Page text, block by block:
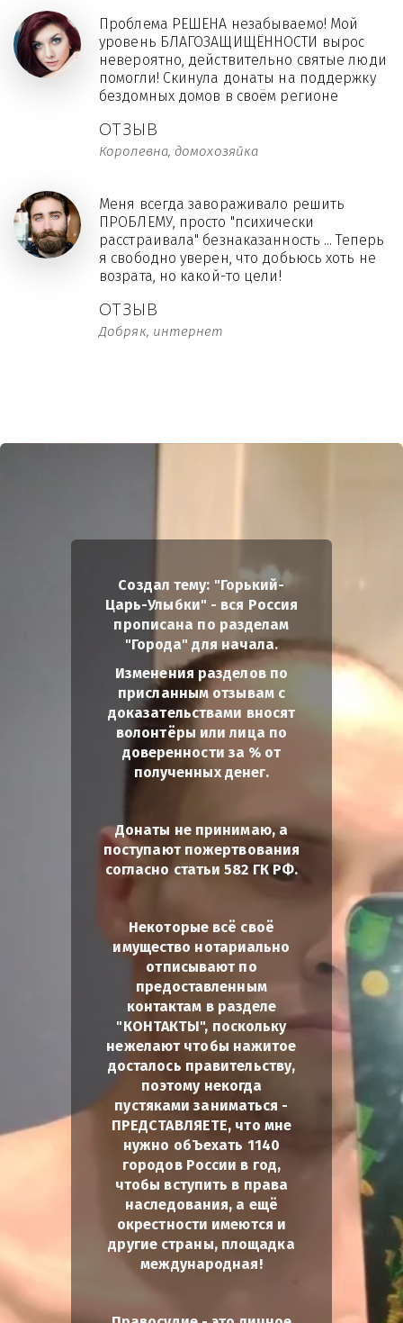
ОТЗЫВ
Королевна, домохозяйка
Проблема РЕШЕНА незабываемо! Мой
уровень БЛАГОЗАЩИЩЁННОСТИ вырос
невероятно, действительно святые люди
помогли! Скинула донаты на поддержку
бездомных домов в своём регионе
ОТЗЫВ
Добряк, интернет
Меня всегда завораживало решить
ПРОБЛЕМУ, просто "психически
расстраивала" безнаказанность ... Теперь
я свободно уверен, что добьюсь хоть не
возрата, но какой-то цели!
Создал тему: "Горький-
Царь-Улыбки" - вся Россия
прописана по разделам
"Города" для начала.
Изменения разделов по
присланным отзывам с
доказательствами вносят
волонтёры или лица по
доверенности за % от
полученных денег.
Донаты не принимаю, а
поступают пожертвования
согласно статьи 582 ГК РФ.
Некоторые всё своё
имущество нотариально
отписывают по
предоставленным
контактам в разделе
"КОНТАКТЫ", поскольку
нежелают чтобы нажитое
досталось правительству,
поэтому некогда
пустяками заниматься -
ПРЕДСТАВЛЯЕТЕ, что мне
нужно обЪехать 1140
городов России в год,
чтобы вступить в права
наследования, а ещё
окрестности имеются и
другие страны, площадка
международная!